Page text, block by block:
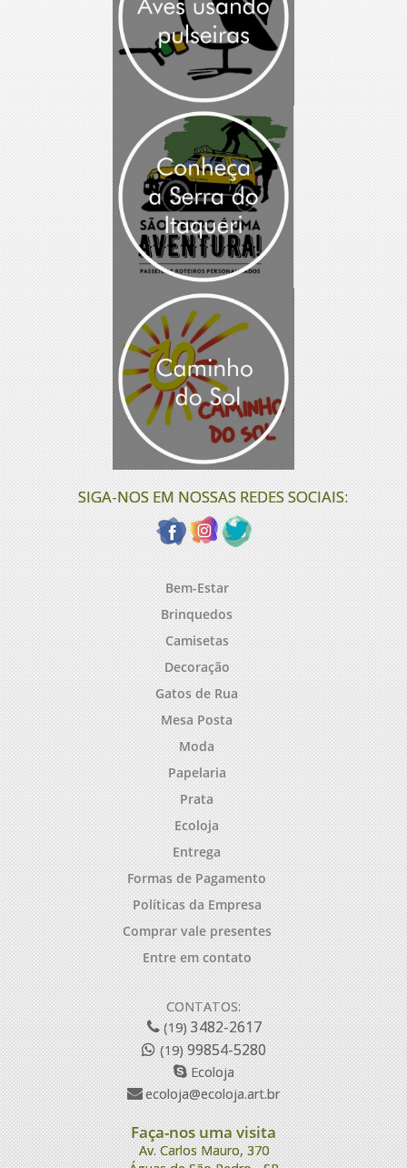
SIGA-NOS EM NOSSAS REDES SOCIAIS:
Bem-Estar
Brinquedos
Camisetas
Decoração
Gatos de Rua
Mesa Posta
Moda
Papelaria
Prata
Ecoloja
Entrega
Formas de Pagamento
Políticas da Empresa
Comprar vale presentes
Entre em contato
CONTATOS:
(19)3482-2617
(19)99854-5280
Ecoloja
ecoloja@ecoloja.art.br
Faça-nos uma visita
Av. Carlos Mauro, 370